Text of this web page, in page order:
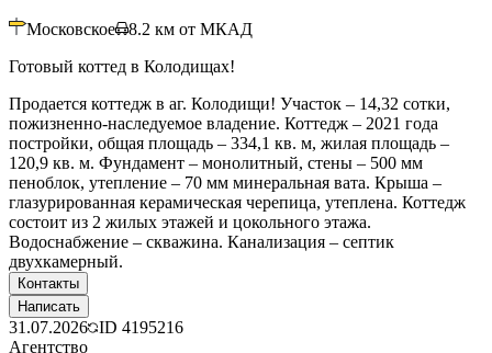
Московское 8.2 км от МКАД
Готовый коттед в Колодищах!
Продается коттедж в аг. Колодищи! Участок – 14,32 сотки,
пожизненно-наследуемое владение. Коттедж – 2021 года
постройки, общая площадь – 334,1 кв. м, жилая площадь –
120,9 кв. м. Фундамент – монолитный, стены – 500 мм
пеноблок, утепление – 70 мм минеральная вата. Крыша –
глазурированная керамическая черепица, утеплена. Коттедж
состоит из 2 жилых этажей и цокольного этажа.
Водоснабжение – скважина. Канализация – септик
двухкамерный.
Контакты
Написать
31.07.2026 ID 4195216
Агентство